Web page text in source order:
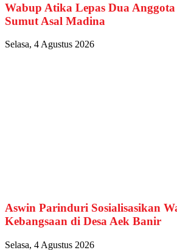
Wabup Atika Lepas Dua
Sumut Asal Madina
Selasa, 4 Agustus 2026
Aswin Parinduri Sosialisasikan
Kebangsaan di Desa Aek Banir
Selasa, 4 Agustus 2026